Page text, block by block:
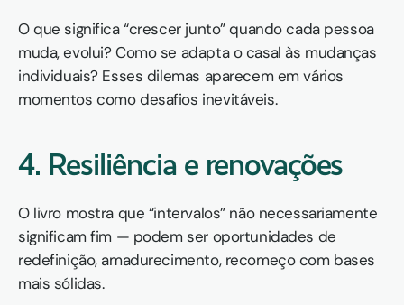
O que significa “crescer junto” quando cada pessoa
muda, evolui? Como se adapta o casal às mudanças
individuais? Esses dilemas aparecem em vários
momentos como desafios inevitáveis.
4. Resiliência e renovações
O livro mostra que “intervalos” não necessariamente
significam fim — podem ser oportunidades de
redefinição, amadurecimento, recomeço com bases
mais sólidas.